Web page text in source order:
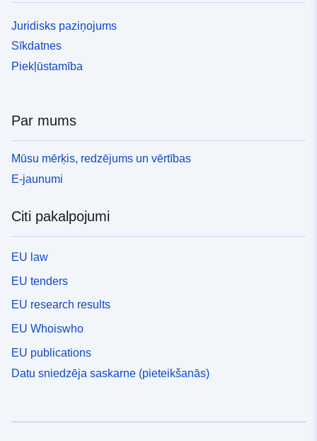
Juridisks paziņojums
Sīkdatnes
Piekļūstamība
Par mums
Mūsu mērķis, redzējums un vērtības
E-jaunumi
Citi pakalpojumi
EU law
EU tenders
EU research results
EU Whoiswho
EU publications
Datu sniedzēja saskarne (pieteikšanās)